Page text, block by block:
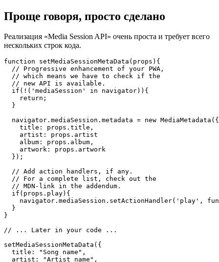
пропускать части аудиодорожки за пределами вашего
веб-приложения.
Проще говоря, просто сделано
Реализация «Media Session API» очень проста и требует всего
нескольких строк кода.
function setMediaSessionMetaData(props){
  // Progressive enhancement of your PWA,
  // which means we have to check if the
  if(!('mediaSession' in navigator)){
    return;
  navigator.mediaSession.metadata = new MediaMetadata({
    title: props.title,
    artist: props.artist
    album: props.album,
    artwork: props.artwork
  });
  // Add action handlers, if any.
  // For a complete list, check out the
  // MDN-link in the addendum.
navigator.mediaSession.setActionHandler('play',
  }
}
// ... Later in your code ...